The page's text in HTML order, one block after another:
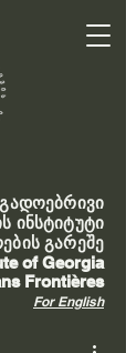
ინსტიტუტი
გარეშე
of Georgia
Frontières
For English